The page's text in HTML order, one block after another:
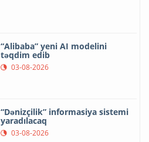
“Alibaba” yeni AI modelini
təqdim edib
03-08-2026
“Dənizçilik” informasiya sistemi
yaradılacaq
03-08-2026